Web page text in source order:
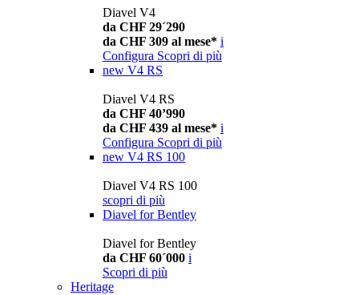
Diavel V4
da CHF 29´290
da CHF 309 al mese* i
Configura Scopri di più
new V4 RS
Diavel V4 RS
da CHF 40’990
da CHF 439 al mese* i
Configura Scopri di più
new V4 RS 100
Diavel V4 RS 100
scopri di più
Diavel for Bentley
Diavel for Bentley
da CHF 60´000 i
Scopri di più
Heritage